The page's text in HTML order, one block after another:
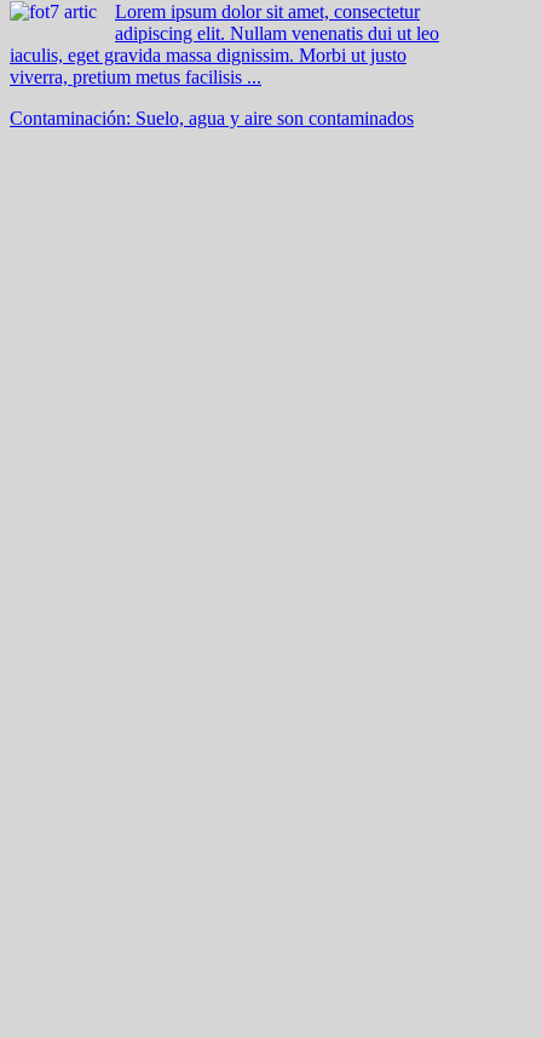
Lorem ipsum dolor sit amet, consectetur
adipiscing elit. Nullam venenatis dui ut leo
iaculis, eget gravida massa dignissim. Morbi ut justo
viverra, pretium metus facilisis ...
Contaminación: Suelo, agua y aire son contaminados